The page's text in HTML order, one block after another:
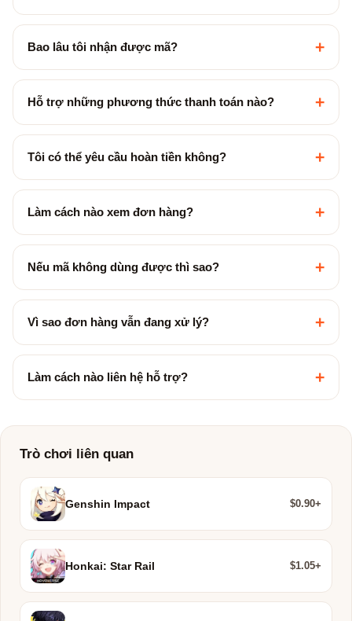
Bao lâu tôi nhận được mã? +
Hỗ trợ những phương thức thanh toán nào? +
Tôi có thể yêu cầu hoàn tiền không? +
Làm cách nào xem đơn hàng? +
Nếu mã không dùng được thì sao? +
Vì sao đơn hàng vẫn đang xử lý? +
Làm cách nào liên hệ hỗ trợ? +
Trò chơi liên quan
Genshin Impact $0.90+
Honkai: Star Rail $1.05+